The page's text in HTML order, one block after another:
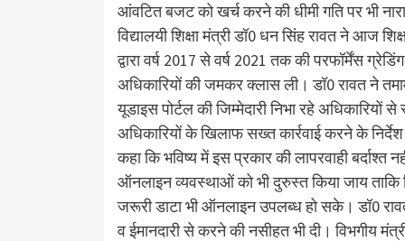
आंवटित बजट को खर्च करने की धीमी गति पर भी
विद्यालयी शिक्षा मंत्री डॉ0 धन सिंह रावत ने आज
द्वारा वर्ष 2017 से वर्ष 2021 तक की परफॉर्मेंस
अधिकारियों की जमकर क्लास ली। डॉ0 रावत ने
यूडाइस पोर्टल की जिम्मेदारी निभा रहे
अधिकारियों के खिलाफ सख्त कार्रवाई करने के
कहा कि भविष्य में इस प्रकार की लापरवाही
ऑनलाइन व्यवस्थाओं को भी दुरुस्त किया जाय ताकि
जरूरी डाटा भी ऑनलाइन उपलब्ध हो सके। डॉ0 रावत
व ईमानदारी से करने की नसीहत भी दी। विभगीय